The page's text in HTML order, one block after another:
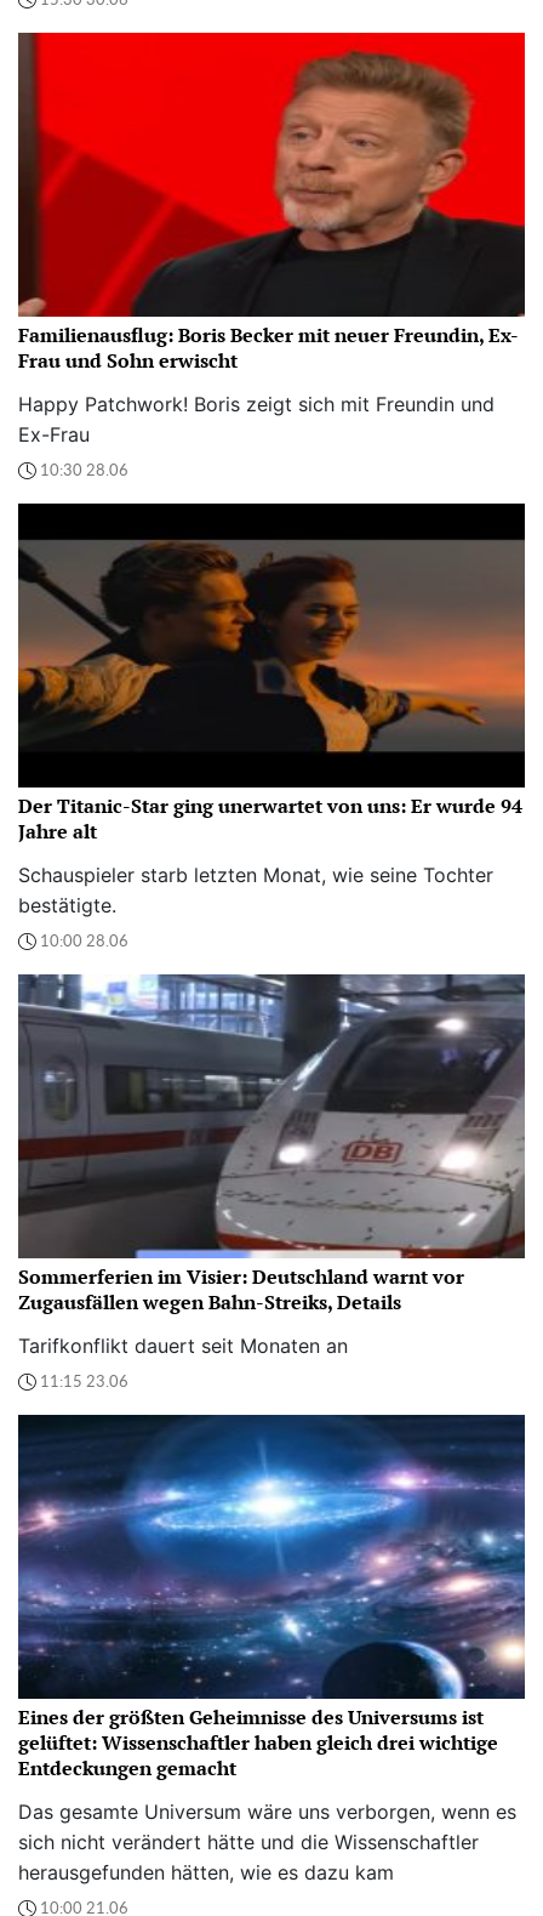
Familienausflug: Boris Becker mit neuer Freundin, Ex-
Frau und Sohn erwischt
Happy Patchwork! Boris zeigt sich mit Freundin und
Ex-Frau
10:30 28.06
Der Titanic-Star ging unerwartet von uns: Er wurde 94
Jahre alt
Schauspieler starb letzten Monat, wie seine Tochter
bestätigte.
10:00 28.06
Sommerferien im Visier: Deutschland warnt vor
Zugausfällen wegen Bahn-Streiks, Details
Tarifkonflikt dauert seit Monaten an
11:15 23.06
Eines der größten Geheimnisse des Universums ist
gelüftet: Wissenschaftler haben gleich drei wichtige
Entdeckungen gemacht
Das gesamte Universum wäre uns verborgen, wenn es
sich nicht verändert hätte und die Wissenschaftler
herausgefunden hätten, wie es dazu kam
10:00 21.06